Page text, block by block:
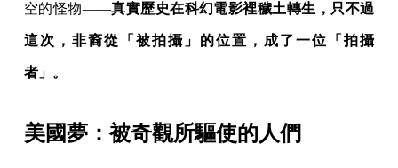
空的怪物——真實歷史在科幻電影裡穢土轉生，只不過
這次，非裔從「被拍攝」的位置，成了一位「拍攝
者」。
美國夢：被奇觀所驅使的人們